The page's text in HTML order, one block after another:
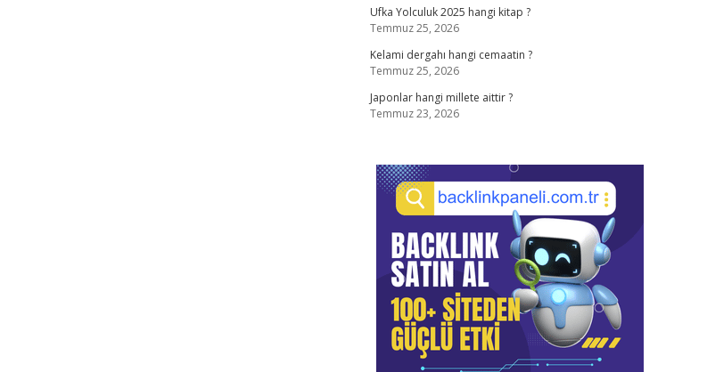
Ufka Yolculuk 2025 hangi kitap ?
Temmuz 25, 2026
Kelami dergahı hangi cemaatin ?
Temmuz 25, 2026
Japonlar hangi millete aittir ?
Temmuz 23, 2026